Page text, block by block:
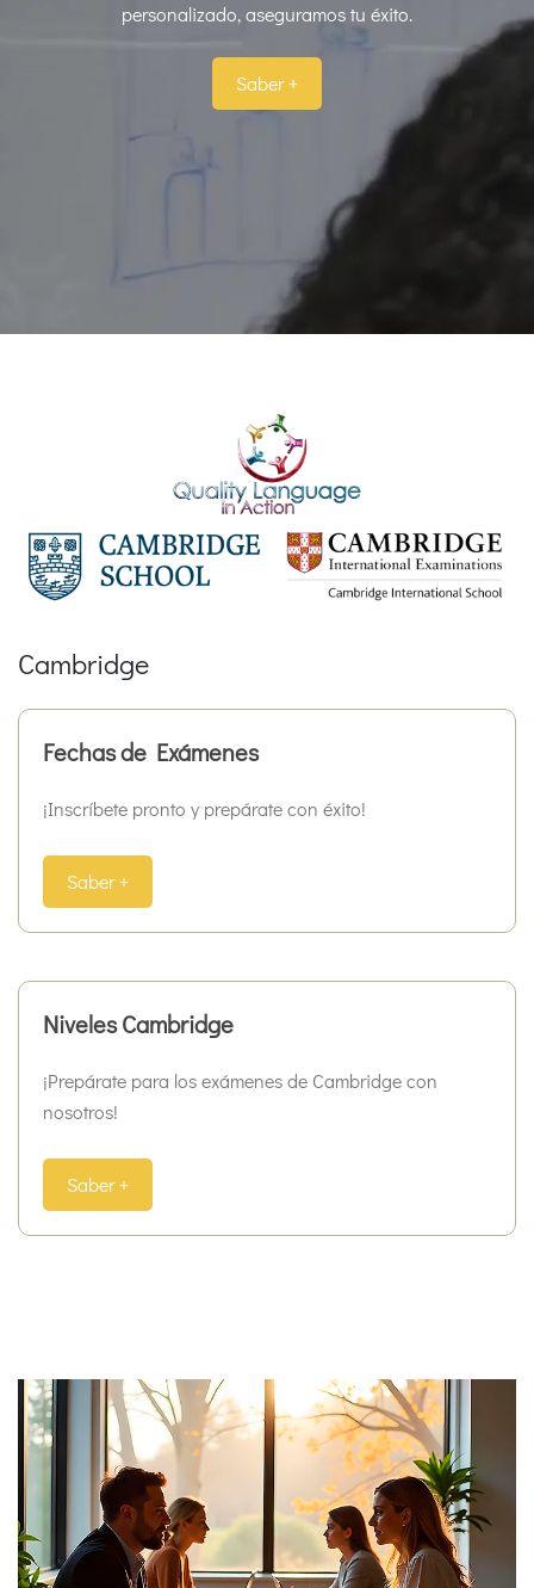
personalizado, aseguramos tu éxito.
Saber +
Cambridge
Fechas de Exámenes
¡Inscríbete pronto y prepárate con éxito!
Saber +
Niveles Cambridge
¡Prepárate para los exámenes de Cambridge con
nosotros!
Saber +